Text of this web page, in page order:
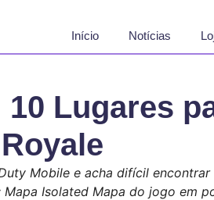
Início Notícias
10 Lugares
Mobile e acha difícil
Isolated Mapa do jogo em